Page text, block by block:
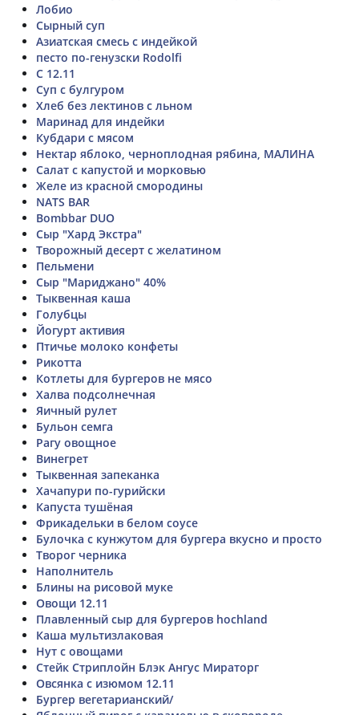
Лобио
Сырный суп
Азиатская смесь с индейкой
песто по-генузски Rodolfi
С 12.11
Суп с булгуром
Хлеб без лектинов с льном
Маринад для индейки
Кубдари с мясом
Нектар яблоко, черноплодная рябина, МАЛИНА
Салат с капустой и морковью
Желе из красной смородины
NATS BAR
Bombbar DUO
Сыр "Хард Экстра"
Творожный десерт с желатином
Пельмени
Сыр "Мариджано" 40%
Тыквенная каша
Голубцы
Йогурт активия
Птичье молоко конфеты
Рикотта
Котлеты для бургеров не мясо
Халва подсолнечная
Яичный рулет
Бульон семга
Рагу овощное
Винегрет
Тыквенная запеканка
Хачапури по-гурийски
Капуста тушёная
Фрикадельки в белом соусе
Булочка с кунжутом для бургера вкусно и просто
Творог черника
Наполнитель
Блины на рисовой муке
Овощи 12.11
Плавленный сыр для бургеров hochland
Каша мультизлаковая
Нут с овощами
Стейк Стриплойн Блэк Ангус Мираторг
Овсянка с изюмом 12.11
Бургер вегетарианский/